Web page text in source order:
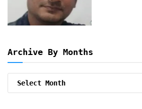
Archive By Months